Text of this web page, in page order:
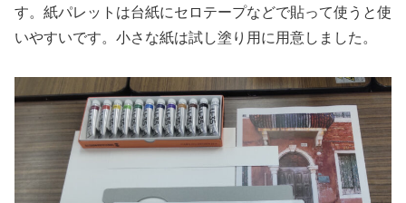
す。紙パレットは台紙にセロテープなどで貼って使うと使
いやすいです。小さな紙は試し塗り用に用意しました。